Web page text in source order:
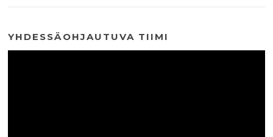
YHDESSÄOHJAUTUVA TIIMI